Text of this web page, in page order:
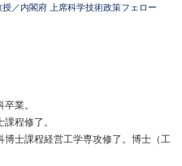
／内閣府 上席科学技術政策フェロー
業。
程修了。
士課程経営工学専攻修了。博士（工